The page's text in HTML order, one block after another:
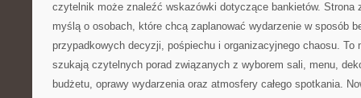
czytelnik może znaleźć wskazówki dotyczące bankietów. Strona
myślą o osobach, które chcą zaplanować wydarzenie w sposób
przypadkowych decyzji, pośpiechu i organizacyjnego chaosu.
szukają czytelnych porad związanych z wyborem sali, menu,
budżetu, oprawy wydarzenia oraz atmosfery całego spotkania.